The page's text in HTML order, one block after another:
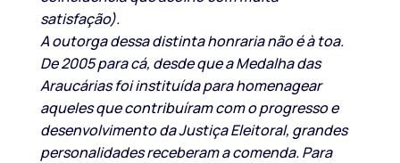
satisfação).
A outorga dessa distinta honraria não é à toa.
De 2005 para cá, desde que a Medalha das
Araucárias foi instituída para homenagear
aqueles que contribuíram com o progresso e
desenvolvimento da Justiça Eleitoral, grandes
personalidades receberam a comenda. Para